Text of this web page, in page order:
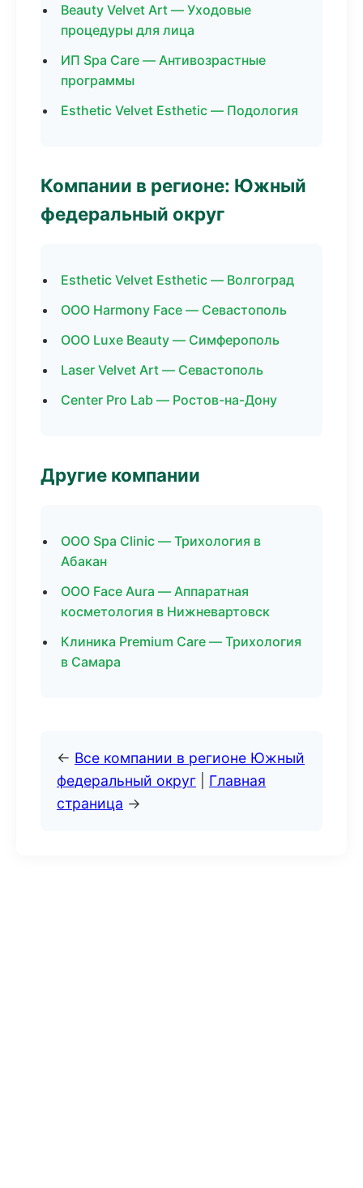
Beauty Velvet Art — Уходовые
процедуры для лица
ИП Spa Care — Антивозрастные
программы
Esthetic Velvet Esthetic — Подология
Компании в регионе: Южный
федеральный округ
Esthetic Velvet Esthetic — Волгоград
ООО Harmony Face — Севастополь
ООО Luxe Beauty — Симферополь
Laser Velvet Art — Севастополь
Center Pro Lab — Ростов-на-Дону
Другие компании
ООО Spa Clinic — Трихология в
Абакан
ООО Face Aura — Аппаратная
косметология в Нижневартовск
Клиника Premium Care — Трихология
в Самара
← Все компании в регионе Южный
федеральный округ
Главная
страница →